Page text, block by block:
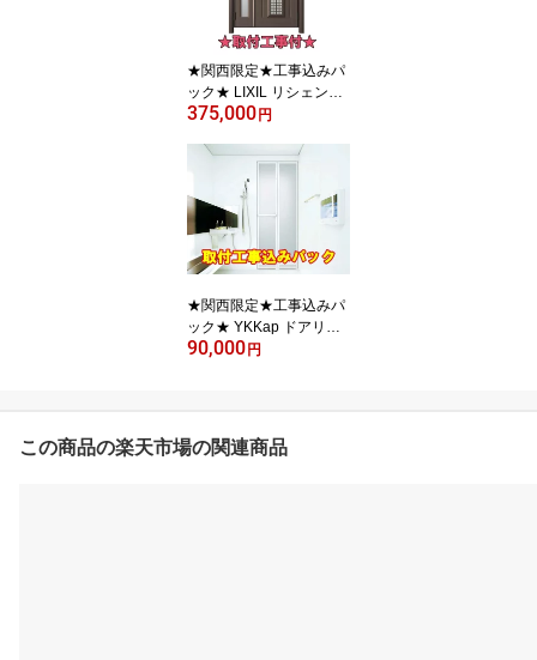
ム】【京都】【大阪】
【滋賀】【奈良】【兵
★関西限定★工事込みパ
ック★ LIXIL リシェント
C84型【工事付き】採風
付工事 施工付 取付工事
関西 大阪 京都 滋賀 奈良
兵庫 カザス タッチキー
オータムブラウン シャイ
ングレー リフォーム
375,000 円
★関西限定★工事込みパ
ック★ YKKap ドアリモ
浴室二枚折戸 安心の1日
室折れ戸】【浴室ドア】
【関西】【京都】【大
90,000 円
この商品の楽天市場の関連商品